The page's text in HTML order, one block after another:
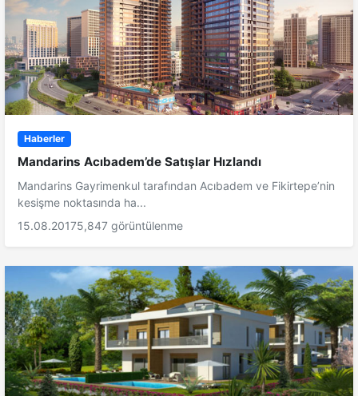
Haberler
Mandarins Acıbadem’de Satışlar Hızlandı
Mandarins Gayrimenkul tarafından Acıbadem ve Fikirtepe’nin
kesişme noktasında ha...
15.08.20175,847 görüntülenme